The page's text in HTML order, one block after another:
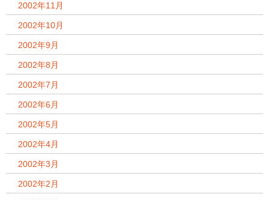
2002年11月
2002年10月
2002年9月
2002年8月
2002年7月
2002年6月
2002年5月
2002年4月
2002年3月
2002年2月